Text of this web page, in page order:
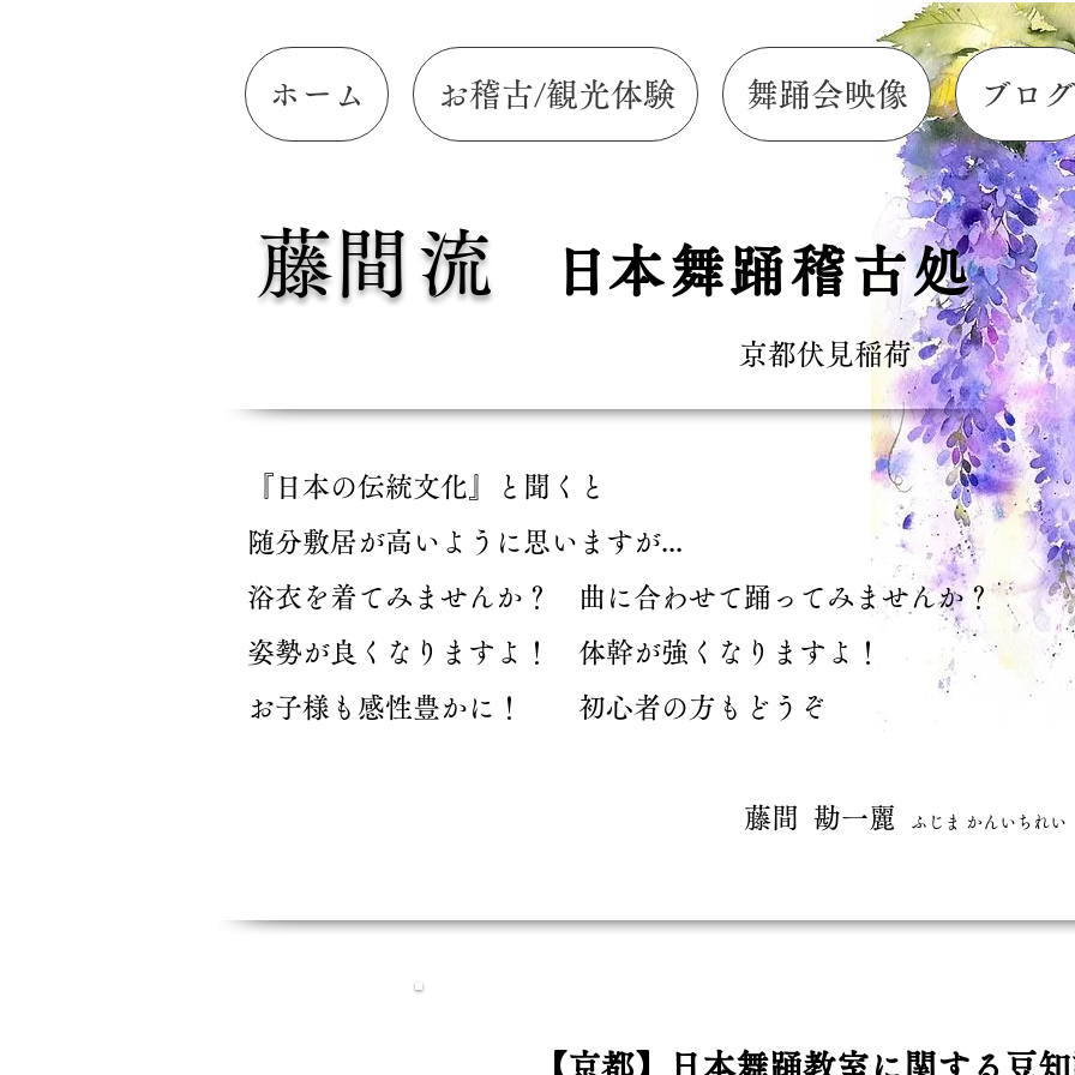
『日本の伝統文化』と聞くと
随分敷居が高いように思いますが...
浴衣を着てみませんか？ 曲に合わせて踊ってみませんか？
姿勢が良くなりますよ！ 体幹が強くなりますよ！
​お子様も感性豊かに！ 初心者の方もどうぞ
藤間 勘一麗 ふじま かんいちれい
​藤間流 ​日本舞踊稽古処
ホーム お稽古/観光体験 舞踊会映像 ブログ
京都伏見稲荷
【京都】日本舞踊教室に関する豆